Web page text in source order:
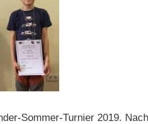
Sommer-Turnier 2019.